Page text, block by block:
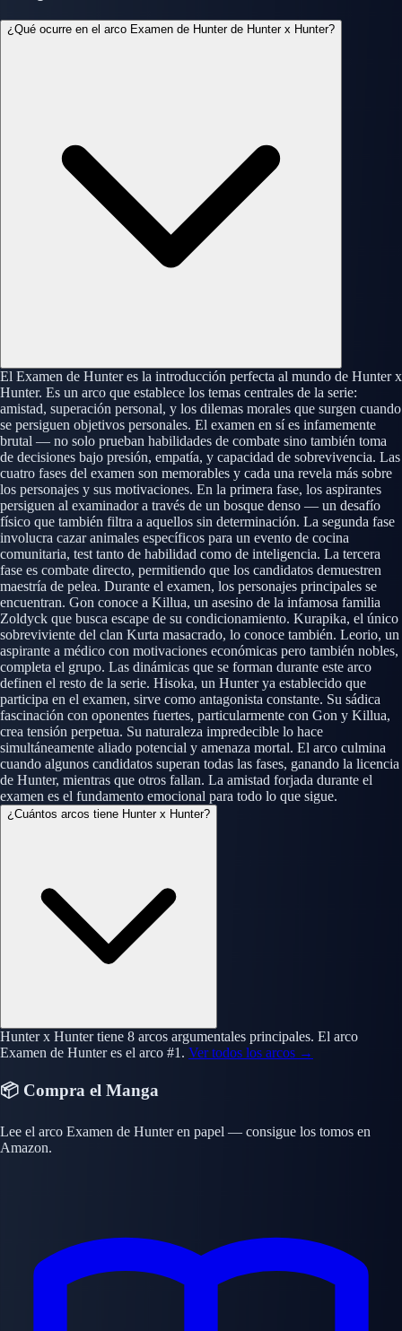
¿Qué ocurre en el arco Examen de Hunter de Hunter x Hunter?
El Examen de Hunter es la introducción perfecta al mundo de Hunter x
Hunter. Es un arco que establece los temas centrales de la serie:
amistad, superación personal, y los dilemas morales que surgen cuando
se persiguen objetivos personales. El examen en sí es infamemente
brutal — no solo prueban habilidades de combate sino también toma
de decisiones bajo presión, empatía, y capacidad de sobrevivencia. Las
cuatro fases del examen son memorables y cada una revela más sobre
los personajes y sus motivaciones. En la primera fase, los aspirantes
persiguen al examinador a través de un bosque denso — un desafío
físico que también filtra a aquellos sin determinación. La segunda fase
involucra cazar animales específicos para un evento de cocina
comunitaria, test tanto de habilidad como de inteligencia. La tercera
fase es combate directo, permitiendo que los candidatos demuestren
maestría de pelea. Durante el examen, los personajes principales se
encuentran. Gon conoce a Killua, un asesino de la infamosa familia
Zoldyck que busca escape de su condicionamiento. Kurapika, el único
sobreviviente del clan Kurta masacrado, lo conoce también. Leorio, un
aspirante a médico con motivaciones económicas pero también nobles,
completa el grupo. Las dinámicas que se forman durante este arco
definen el resto de la serie. Hisoka, un Hunter ya establecido que
participa en el examen, sirve como antagonista constante. Su sádica
fascinación con oponentes fuertes, particularmente con Gon y Killua,
crea tensión perpetua. Su naturaleza impredecible lo hace
simultáneamente aliado potencial y amenaza mortal. El arco culmina
cuando algunos candidatos superan todas las fases, ganando la licencia
de Hunter, mientras que otros fallan. La amistad forjada durante el
examen es el fundamento emocional para todo lo que sigue.
¿Cuántos arcos tiene Hunter x Hunter?
Hunter x Hunter tiene 8 arcos argumentales principales. El arco
Examen de Hunter es el arco #1. Ver todos los arcos →
📦 Compra el Manga
Lee el arco Examen de Hunter en papel — consigue los tomos en
Amazon.